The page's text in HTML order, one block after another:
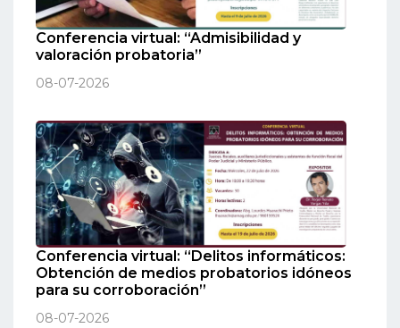
Conferencia virtual: “Admisibilidad y
valoración probatoria”
08-07-2026
Conferencia virtual: “Delitos informáticos:
Obtención de medios probatorios idóneos
para su corroboración”
08-07-2026